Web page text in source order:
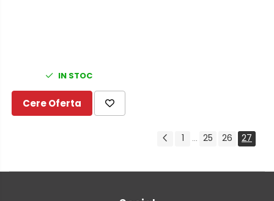
IN STOC
Cere Oferta
1 ... 25 26 27